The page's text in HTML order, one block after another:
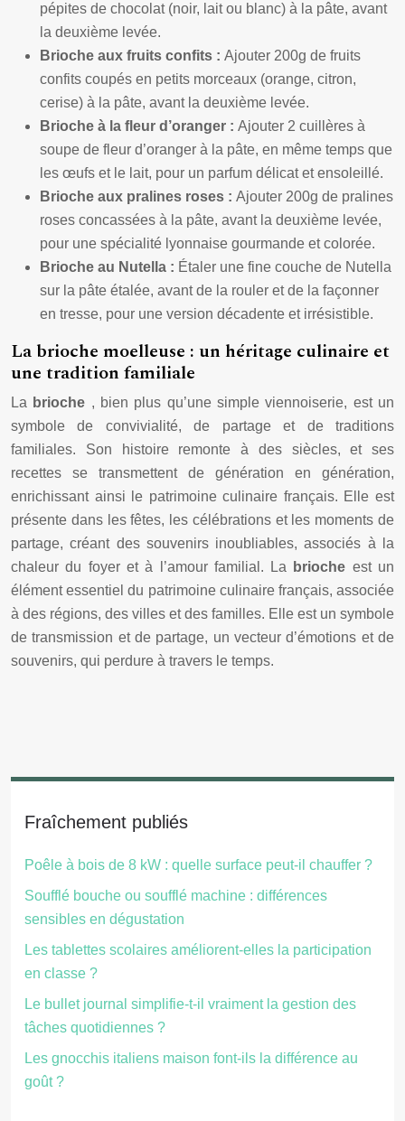
pépites de chocolat (noir, lait ou blanc) à la pâte, avant
la deuxième levée.
Brioche aux fruits confits : Ajouter 200g de fruits
confits coupés en petits morceaux (orange, citron,
cerise) à la pâte, avant la deuxième levée.
Brioche à la fleur d’oranger : Ajouter 2 cuillères à
soupe de fleur d’oranger à la pâte, en même temps que
les œufs et le lait, pour un parfum délicat et ensoleillé.
Brioche aux pralines roses : Ajouter 200g de pralines
roses concassées à la pâte, avant la deuxième levée,
pour une spécialité lyonnaise gourmande et colorée.
Brioche au Nutella : Étaler une fine couche de Nutella
sur la pâte étalée, avant de la rouler et de la façonner
en tresse, pour une version décadente et irrésistible.
La brioche moelleuse : un héritage culinaire et
une tradition familiale
La brioche , bien plus qu’une simple viennoiserie, est un
symbole de convivialité, de partage et de traditions
familiales. Son histoire remonte à des siècles, et ses
recettes se transmettent de génération en génération,
enrichissant ainsi le patrimoine culinaire français. Elle est
présente dans les fêtes, les célébrations et les moments de
partage, créant des souvenirs inoubliables, associés à la
chaleur du foyer et à l’amour familial. La
brioche est un
élément essentiel du patrimoine culinaire français, associée
à des régions, des villes et des familles. Elle est un symbole
de transmission et de partage, un vecteur d’émotions et de
souvenirs, qui perdure à travers le temps.
Fraîchement publiés
Poêle à bois de 8 kW : quelle surface peut-il chauffer ?
Soufflé bouche ou soufflé machine : différences
sensibles en dégustation
Les tablettes scolaires améliorent-elles la participation
en classe ?
Le bullet journal simplifie-t-il vraiment la gestion des
tâches quotidiennes ?
Les gnocchis italiens maison font-ils la différence au
goût ?